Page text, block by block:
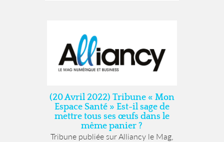
(20 Avril 2022) Tribune « Mon
Espace Santé » Est-il sage de
mettre tous ses œufs dans le
même panier ?
Tribune publiée sur Alliancy le Mag,